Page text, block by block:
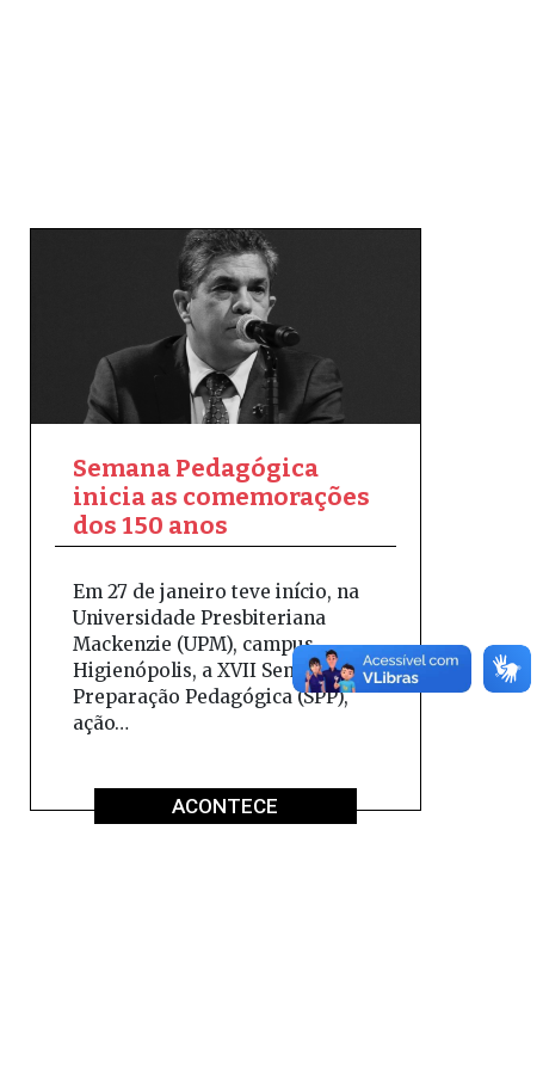
ACONTECE
Semana Pedagógica
inicia as comemorações
dos 150 anos
Em 27 de janeiro teve início, na
Universidade Presbiteriana
Mackenzie (UPM), campus
Higienópolis, a XVII Semana de
Preparação Pedagógica (SPP),
ação…